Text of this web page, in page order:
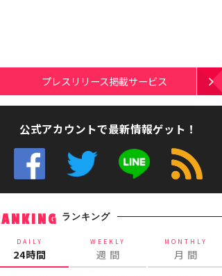
プレスリリース掲載サービス
公式アカウントで最新情報ゲット！
ランキング
DAILY
24時間
WEEKLY
週 間
MONTHLY
月 間